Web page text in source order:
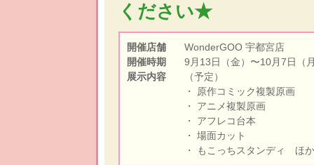
ください★
開催店舗
WonderGOO 宇都宮店
開催時期
9月13日（金）〜10月7日（
展示内容
（予定）
・ 原作コミック複製原画
・ アニメ複製原画
・ アフレコ台本
・ 場面カット
・ もこっちスタンディ ほか